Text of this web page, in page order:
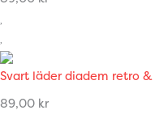
Svart läder diadem retro &
89,00 kr